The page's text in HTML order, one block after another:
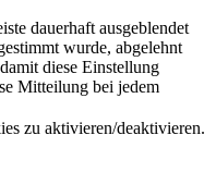
dauerhaft ausgeblendet
wurde, abgelehnt
diese Einstellung
Mitteilung bei jedem
zu aktivieren/deaktivieren.